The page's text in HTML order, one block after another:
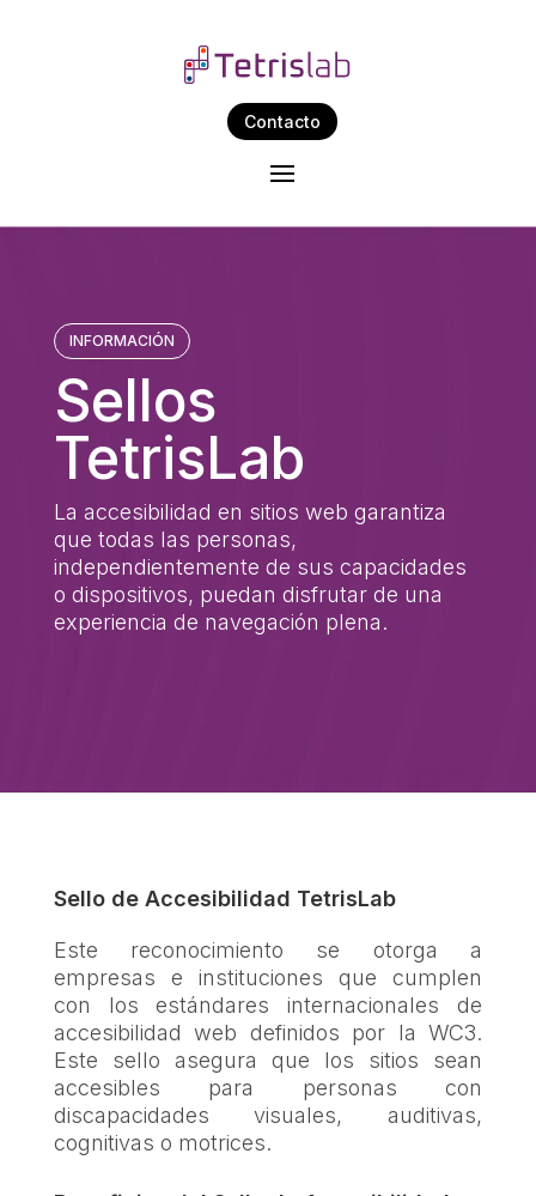
Contacto
INFORMACIÓN
Sellos
TetrisLab
La accesibilidad en sitios web garantiza
que todas las personas,
independientemente de sus capacidades
o dispositivos, puedan disfrutar de una
experiencia de navegación plena.
Sello de Accesibilidad TetrisLab
Este reconocimiento se otorga a
empresas e instituciones que cumplen
con los estándares internacionales de
accesibilidad web definidos por la WC3.
Este sello asegura que los sitios sean
accesibles para personas con
discapacidades visuales, auditivas,
cognitivas o motrices.